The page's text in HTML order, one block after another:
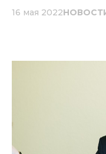
16 мая 2022